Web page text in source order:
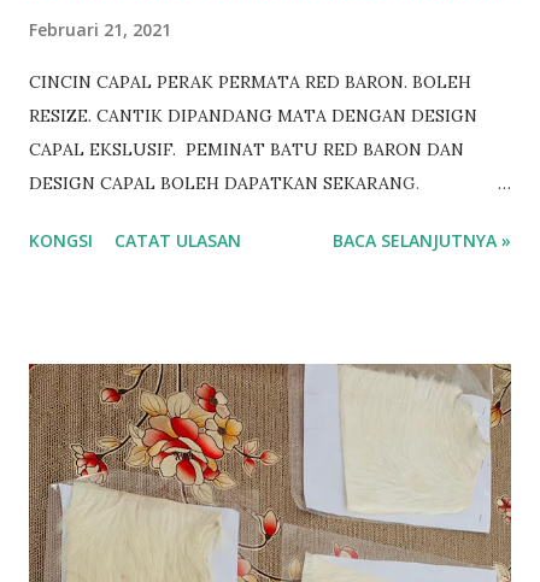
Februari 21, 2021
CINCIN CAPAL PERAK PERMATA RED BARON. BOLEH
RESIZE. CANTIK DIPANDANG MATA DENGAN DESIGN
CAPAL EKSLUSIF. PEMINAT BATU RED BARON DAN
DESIGN CAPAL BOLEH DAPATKAN SEKARANG.
https://www.wasap.my/601158021266
KONGSI CATAT ULASAN BACA SELANJUTNYA »